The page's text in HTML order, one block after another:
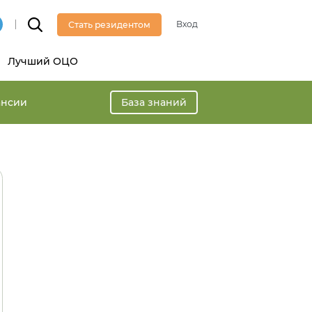
Стать резидентом Вход
Лучший ОЦО
База знаний